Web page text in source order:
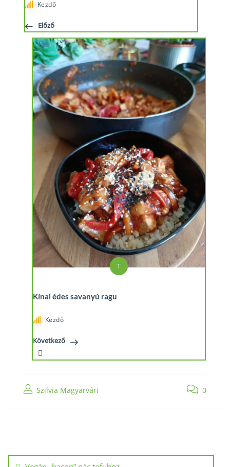
Kezdő
Előző
T
Kínai édes savanyú ragu
Kezdő
Következő
Szilvia Magyarvári 0